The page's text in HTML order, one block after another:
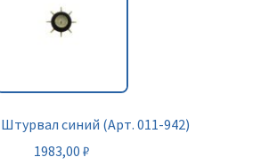
синий (Арт. 011-942)
1983,00 ₽